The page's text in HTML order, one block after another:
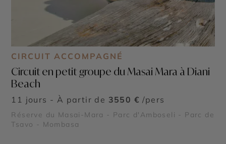
CIRCUIT ACCOMPAGNÉ
Circuit en petit groupe du Masai Mara à Diani
Beach
11 jours - À partir de 3550 € /pers
Réserve du Masai-Mara - Parc d'Amboseli - Parc de
Tsavo - Mombasa